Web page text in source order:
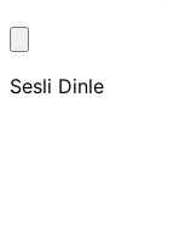
Sesli Dinle